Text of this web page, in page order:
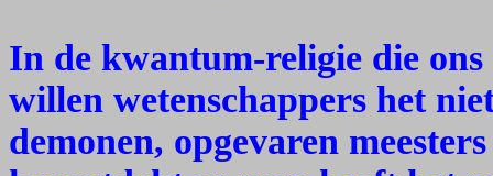
In de kwantum-religie die
willen wetenschappers het
demonen, opgevaren